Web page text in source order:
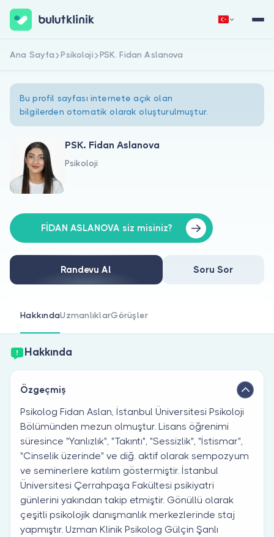
Hakkımızda
Doktorlar için
Doktor musunuz?
Hemen Kaydol Giriş Yap
Ana Sayfa Psikoloji PSK. Fidan Aslanova
Bu profil sayfası internete açık olan
bilgilerden otomatik olarak oluşturulmuştur.
PSK. Fidan Aslanova
Psikoloji
FİDAN ASLANOVA siz misiniz?
Randevu Al Soru Sor
HakkındaUzmanlıklarGörüşler
Hakkında
Özgeçmiş
Psikolog Fidan Aslan, İstanbul Üniversitesi Psikoloji
Bölümünden mezun olmuştur. Lisans öğrenimi
süresince "Yanlızlık", "Takıntı", "Sessizlik", "İstismar",
"Cinselik üzerinde" ve diğ. aktif olarak sempozyum
ve seminerlere katılım göstermiştir. İstanbul
Üniversitesi Çerrahpaşa Fakültesi psikiyatri
günlerini yakından takip etmiştir. Gönüllü olarak
çeşitli psikolojik danışmanlık merkezlerinde staj
yapmıştır. Uzman Klinik Psikolog Gülçin Şanlı